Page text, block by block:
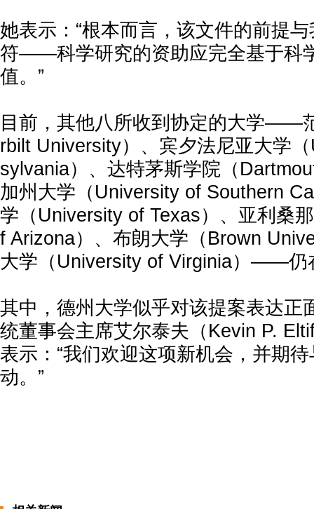
她表示：“根本而言，该文件的前提
符——科学研究的资助应完全基于科
值。”
目前，其他八所收到协定的大学——
rbilt University）、宾夕法尼亚大学
sylvania）、达特茅斯学院（
加州大学（University of Southern
学（University of Texas）、亚利桑
f Arizona）、布朗大学（Brown
大学（University of Virginia）——仍
其中，德州大学似乎对该提案表达正
统董事会主席艾尔泰夫（Kevin P.
表示：“我们欢迎这项新机会，并期
动。”